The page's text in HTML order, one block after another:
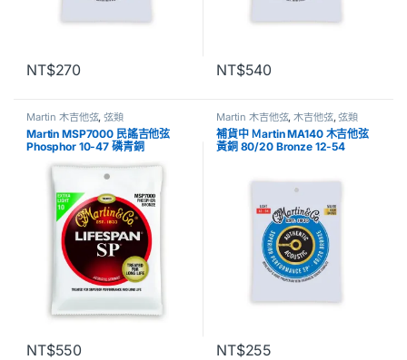
NT$270 NT$540
Martin 木吉他弦,弦類
Martin MSP7000 民謠吉他弦
Phosphor 10-47 磷青銅
NT$550
Martin 木吉他弦,木吉他弦,弦類
補貨中 Ｍartin MA140 木吉他弦
黃銅 80/20 Bronze 12-54
NT$255